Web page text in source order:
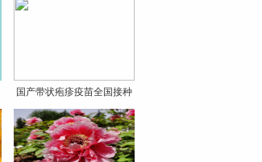
国产带状疱疹疫苗全国接种
启